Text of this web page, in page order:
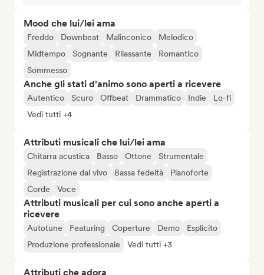
Mood che lui/lei ama
Freddo Downbeat Malinconico
Melodico
Midtempo
Sognante Rilassante
Romantico
Sommesso
Anche gli stati d'animo sono aperti a ricevere
Autentico Scuro Offbeat Drammatico Indie
Lo-fi
Vedi tutti +4
Attributi musicali che lui/lei ama
Chitarra acustica Basso Ottone
Strumentale
Registrazione dal vivo
Bassa fedeltà
Pianoforte
Corde
Voce
Attributi musicali per cui sono anche aperti a
ricevere
Autotune Featuring Coperture Demo
Esplicito
Produzione professionale
Vedi tutti +3
Attributi che adora